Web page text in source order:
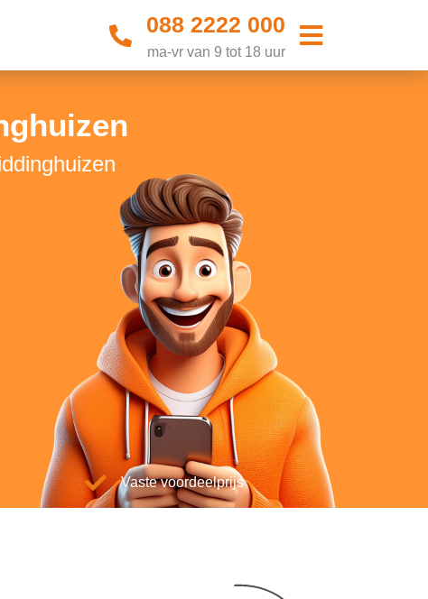
088 2222 000
ma-vr van 9 tot 18 uur
Vaste voordeelprijs